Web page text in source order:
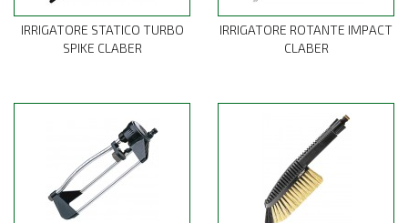
IRRIGATORE STATICO TURBO
SPIKE CLABER
IRRIGATORE ROTANTE IMPACT
CLABER